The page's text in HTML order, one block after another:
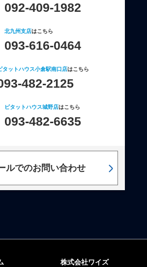
092-409-1982
北九州支店はこちら
093-616-0464
タットハウス小倉駅南口店はこちら
482-2125
ピタットハウス城野店はこちら
093-482-6635
ルでのお問い合わせ
株式会社ワイズ